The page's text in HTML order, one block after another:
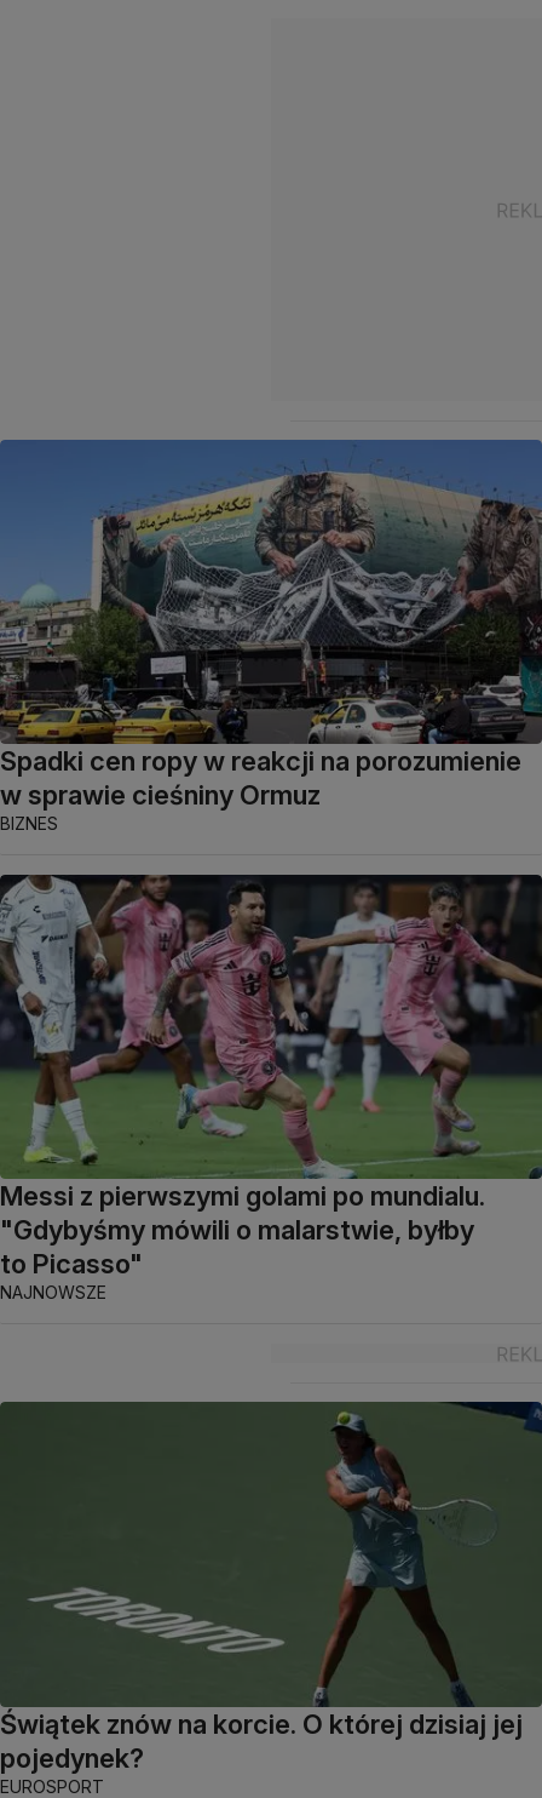
Spadki cen ropy w reakcji na porozumienie
w sprawie cieśniny Ormuz
BIZNES
Messi z pierwszymi golami po mundialu.
"Gdybyśmy mówili o malarstwie, byłby
to Picasso"
NAJNOWSZE
Świątek znów na korcie. O której dzisiaj jej
pojedynek?
EUROSPORT